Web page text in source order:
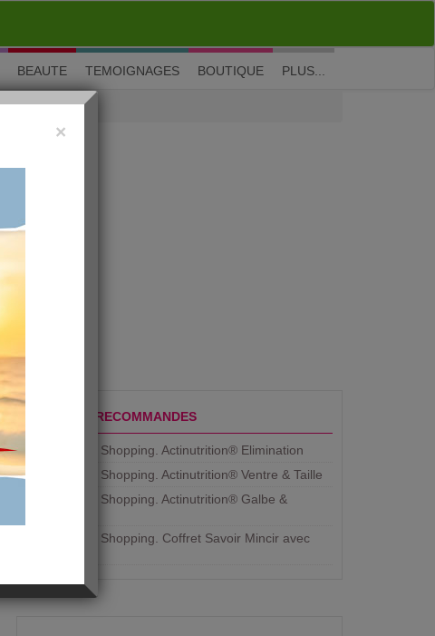
M'inscrire| Me connecter| ? Visite guidée
BEAUTE TEMOIGNAGES BOUTIQUE PLUS...
PRODUITS RECOMMANDES
Aujourdhui Shopping. Actinutrition® Elimination
Aujourdhui Shopping. Actinutrition® Ventre & Taille
Aujourdhui Shopping. Actinutrition® Galbe &
Aujourdhui Shopping. ​Coffret Savoir Mincir avec
×